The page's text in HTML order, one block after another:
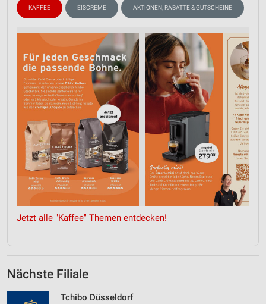
KAFFEE EISCREME AKTIONEN, RABATTE & GUTSCHEINE
Jetzt alle "Kaffee" Themen entdecken!
Nächste Filiale
Tchibo Düsseldorf